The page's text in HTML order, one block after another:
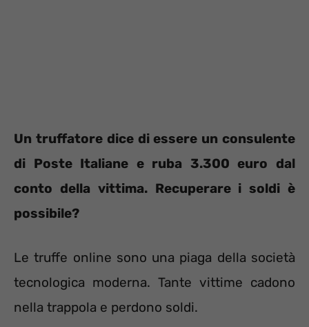
Un truffatore dice di essere un consulente
di Poste Italiane e ruba 3.300 euro dal
conto della vittima. Recuperare i soldi è
possibile?
Le truffe online sono una piaga della società
tecnologica moderna. Tante vittime cadono
nella trappola e perdono soldi.